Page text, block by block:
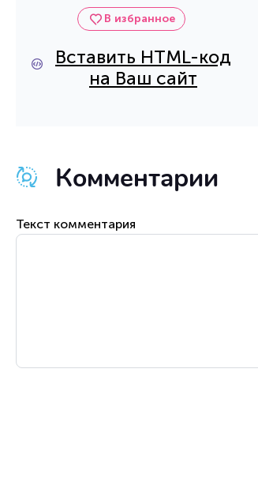
В избранное
Вставить HTML-код
на Ваш сайт
Комментарии
Текст комментария